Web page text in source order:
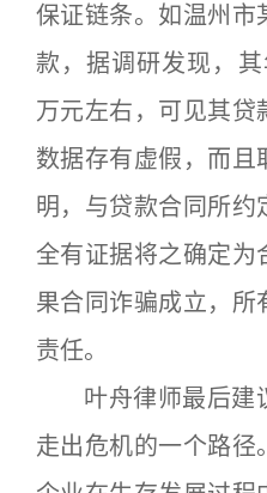
保证链条。如温州市
款，据调研发现，
万元左右，可见其贷
数据存有虚假，而且
明，与贷款合同所约
全有证据将之确定为
果合同诈骗成立，所
责任。
叶舟律师最后建
走出危机的一个路径